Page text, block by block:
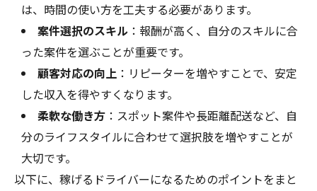
は、時間の使い方を工夫する必要があります。
案件選択のスキル ：報酬が高く、自分のスキルに合
った案件を選ぶことが重要です。
顧客対応の向上：リピーターを増やすことで、安定
した収入を得やすくなります。
柔軟な働き方：スポット案件や長距離配送など、自
分のライフスタイルに合わせて選択肢を増やすことが
大切です。
以下に、稼げるドライバーになるためのポイントをまと